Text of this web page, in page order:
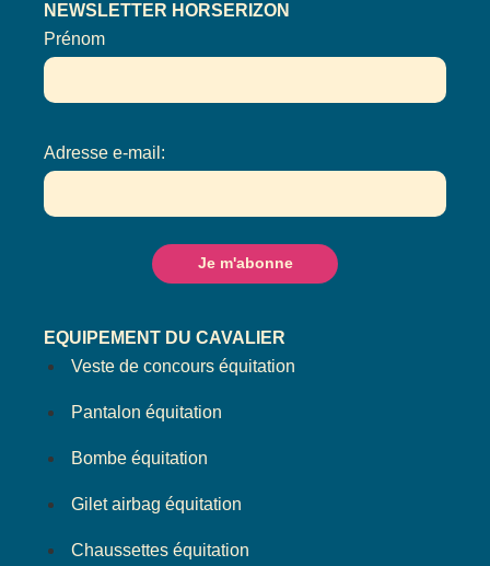
EQUIPEMENT DU CAVALIER
Veste de concours équitation
Pantalon équitation
Bombe équitation
Gilet airbag équitation
Chaussettes équitation
NEWSLETTER HORSERIZON
Prénom
Adresse e-mail: